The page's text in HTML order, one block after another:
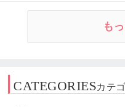
も
CATEGORIESカテ